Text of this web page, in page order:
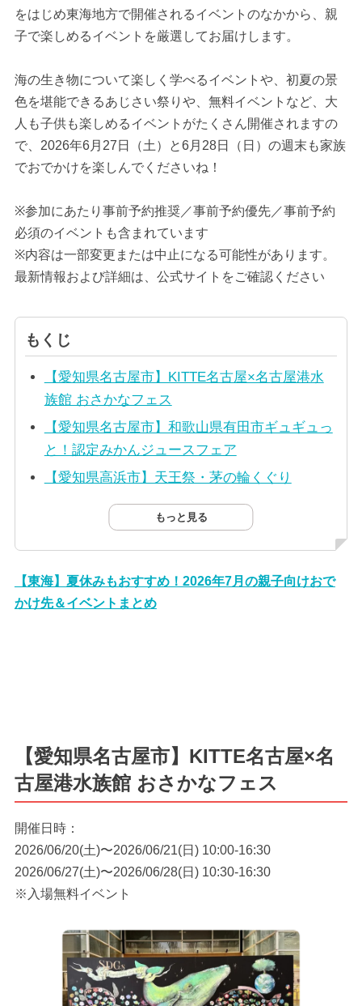
をはじめ東海地方で開催されるイベントのなかから、親
子で楽しめるイベントを厳選してお届けします。
海の生き物について楽しく学べるイベントや、初夏の景
色を堪能できるあじさい祭りや、無料イベントなど、大
人も子供も楽しめるイベントがたくさん開催されますの
で、2026年6月27日（土）と6月28日（日）の週末も家族
でおでかけを楽しんでくださいね！
※参加にあたり事前予約推奨／事前予約優先／事前予約
必須のイベントも含まれています
※内容は一部変更または中止になる可能性があります。
最新情報および詳細は、公式サイトをご確認ください
もくじ
【愛知県名古屋市】KITTE名古屋×名古屋港水
族館 おさかなフェス
【愛知県名古屋市】和歌山県有田市ギュギュっ
と！認定みかんジュースフェア
【愛知県高浜市】天王祭・茅の輪くぐり
もっと見る
【東海】夏休みもおすすめ！2026年7月の親子向けおで
かけ先＆イベントまとめ
【愛知県名古屋市】KITTE名古屋×名
古屋港水族館 おさかなフェス
開催日時：
2026/06/20(土)〜2026/06/21(日) 10:00-16:30
2026/06/27(土)〜2026/06/28(日) 10:30-16:30
※入場無料イベント